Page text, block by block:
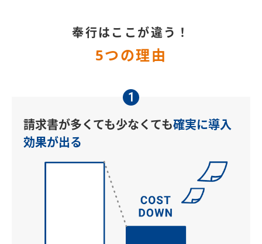
奉行はここが違う！
5つの理由
1
請求書が多くても少なくても確実に導入
効果が出る